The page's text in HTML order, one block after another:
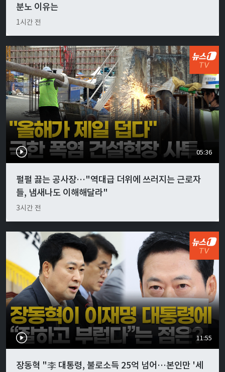
분노 이유는
1시간 전
05:36
펄펄 끓는 공사장…"역대급 더위에 쓰러지는 근로자
들, 냄새나도 이해해달라"
3시간 전
11:55
장동혁 "李 대통령, 불로소득 25억 넘어…본인만 '세